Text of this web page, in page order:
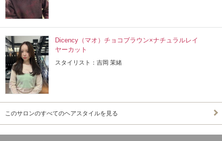
Dicency（マオ）チョコブラウン×ナチュラルレイ
ヤーカット
スタイリスト：吉岡 茉緒
このサロンのすべてのヘアスタイルを見る